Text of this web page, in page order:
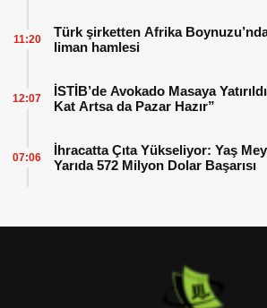
Türk şirketten Afrika
liman hamlesi
11:20
İSTİB’de Avokado Masaya
Kat Artsa da Pazar Hazır”
12:07
İhracatta Çıta Yükseliyor: Yaş
Yarıda 572 Milyon Dolar Başarısı
07:06